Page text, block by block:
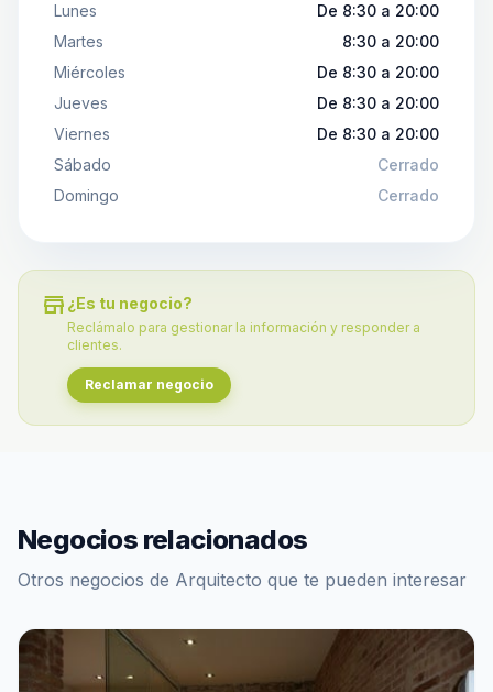
Lunes
De 8:30 a 20:00
Martes
8:30 a 20:00
Miércoles
De 8:30 a 20:00
Jueves
De 8:30 a 20:00
Viernes
De 8:30 a 20:00
Sábado
Cerrado
Domingo
Cerrado
store ¿Es tu negocio?
Reclámalo para gestionar la información y responder a
clientes.
Reclamar negocio
Negocios relacionados
Otros negocios de Arquitecto que te pueden interesar